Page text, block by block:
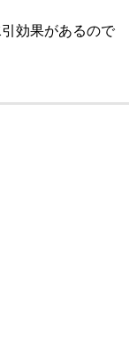
効果があるので